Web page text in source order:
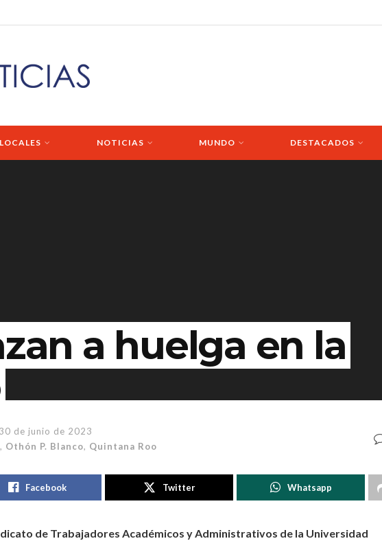
LOCALES NOTICIAS MUNDO DESTACADOS
a huelga en la
30 de junio de 2023
, Othón P. Blanco, Quintana Roo
Facebook Twitter Whatsapp
de Trabajadores Académicos y Administrativos de la Universidad